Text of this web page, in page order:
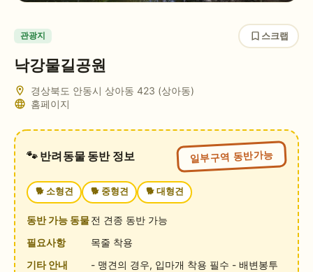
관광지 스크랩
낙강물길공원
경상북도 안동시 상아동 423 (상아동)
홈페이지
🐾 반려동물 동반 정보 일부구역 동반가능
🐕 소형견 🐕 중형견 🐕 대형견
동반 가능 동물전 견종 동반 가능
필요사항
목줄 착용
기타 안내
- 맹견의 경우, 입마개 착용 필수 - 배변봉투